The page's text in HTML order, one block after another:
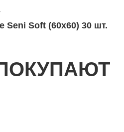
Seni Soft (60х60) 30 шт.